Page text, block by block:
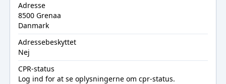
Adresse
8500 Grenaa
Danmark
Adressebeskyttet
Nej
CPR-status
Log ind for at se oplysningerne om cpr-status.